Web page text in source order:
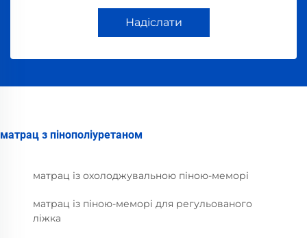
Надіслати
матрац з пінополіуретаном
матрац із охолоджувальною піною-меморі
матрац із піною-меморі для регульованого
ліжка